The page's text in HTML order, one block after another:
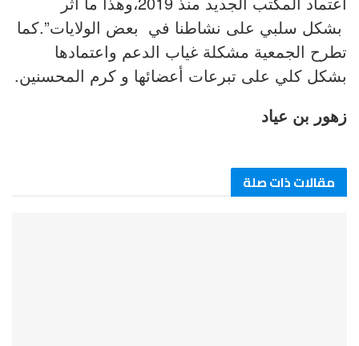
بشكل سلبي على نشاطنا في بعض الولايات”.كما
تطرح الجمعية مشكلة غياب الدعم واعتمادها
بشكل كلي على تبرعات أعضائها و كرم المحسنين.
زهور بن عياد
مقالات ذات صلة